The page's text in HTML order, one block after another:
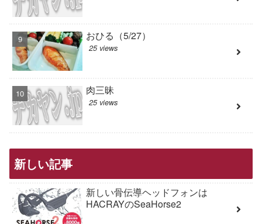
おひる（5/27）
25 views
肉三昧
25 views
新しい記事
新しい骨伝導ヘッドフォンは
HACRAYのSeaHorse2